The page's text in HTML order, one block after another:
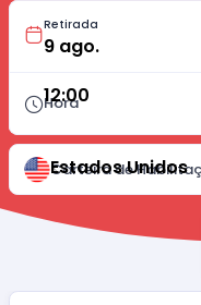
Retirada
Hora
12:00
Carteira de
Estados Unidos